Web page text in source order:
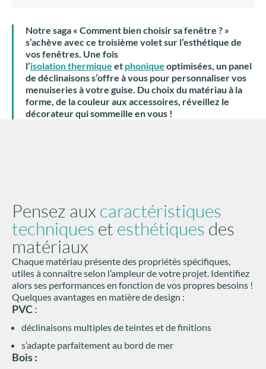
Notre saga « Comment bien choisir sa fenêtre ? »
s’achève avec ce troisième volet sur l’esthétique de
vos fenêtres. Une fois
l’isolationthermique et phonique optimisées, un panel
de déclinaisons s’offre à vous pour personnaliser vos
menuiseries à votre guise. Du choix du matériau à la
forme, de la couleur aux accessoires, réveillez le
décorateur qui sommeille en vous !
Pensez aux caractéristiques
techniques et esthétiques des
matériaux
Chaque matériau présente des propriétés spécifiques,
utiles à connaître selon l’ampleur de votre projet. Identifiez
alors ses performances en fonction de vos propres besoins !
Quelques avantages en matière de design :
PVC:
déclinaisons multiples de teintes et de finitions
s’adapte parfaitement au bord de mer
Bois :